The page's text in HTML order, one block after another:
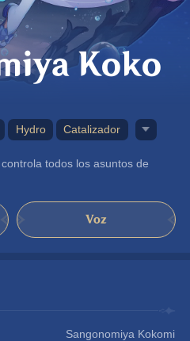
Koko
Hydro Catalizador
todos los asuntos de
Voz
Sangonomiya Kokomi